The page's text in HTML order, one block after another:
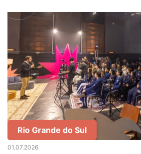
Rio Grande do Sul
01.07.2026